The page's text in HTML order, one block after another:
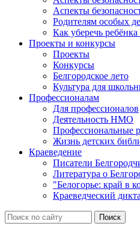
Аспекты
Родителям особых
Как уберечь
Проекты и конкурсы
Проекты
Конкурсы
Белгородское лето
Культура для
Профессионалам
Для профессионалов
Деятельность НМО
Профессиональные
Жизнь детских
Краеведение
Писатели
Литература о
"Белогорье: край в
Краеведческий